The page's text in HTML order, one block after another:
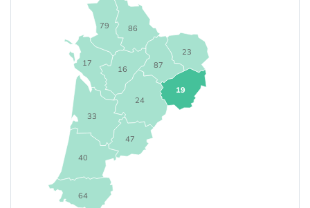
16
17
19
23
24
33
40
47
64
79 86
87